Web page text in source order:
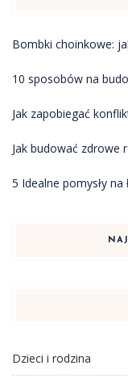
Bombki choinkowe:
10 sposobów na
Jak zapobiegać
Jak budować zdrowe
5 Idealne pomysły
Dzieci i rodzina